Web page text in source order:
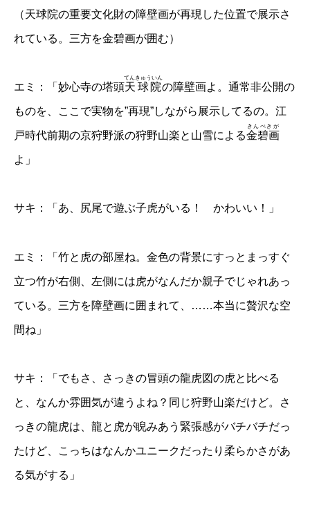
（天球院の重要文化財の障壁画が再現した位置で展示さ
れている。三方を金碧画が囲む）
エミ：「妙心寺の塔頭天球院
てんきゅういん
の障壁画よ。通常非公開の
ものを、ここで実物を”再現”しながら展示してるの。江
戸時代前期の京狩野派の狩野山楽と山雪による金碧画
きんぺきが
よ」
サキ：「あ、尻尾で遊ぶ子虎がいる！ かわいい！」
エミ：「竹と虎の部屋ね。金色の背景にすっとまっすぐ
立つ竹が右側、左側には虎がなんだか親子でじゃれあっ
ている。三方を障壁画に囲まれて、……本当に贅沢な空
間ね」
サキ：「でもさ、さっきの冒頭の龍虎図の虎と比べる
と、なんか雰囲気が違うよね？同じ狩野山楽だけど。さ
っきの龍虎は、龍と虎が睨みあう緊張感がバチバチだっ
たけど、こっちはなんかユニークだったり柔らかさがあ
る気がする」